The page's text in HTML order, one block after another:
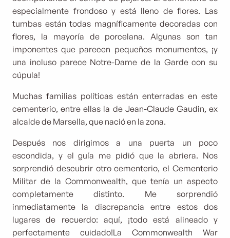
especialmente frondoso y está lleno de flores. Las
tumbas están todas magníficamente decoradas con
flores, la mayoría de porcelana. Algunas son tan
imponentes que parecen pequeños monumentos, ¡y
una incluso parece Notre-Dame de la Garde con su
cúpula!
Muchas familias políticas están enterradas en este
cementerio, entre ellas la de Jean-Claude Gaudin, ex
alcalde de Marsella, que nació en la zona.
Después nos dirigimos a una puerta un poco
escondida, y el guía me pidió que la abriera. Nos
sorprendió descubrir otro cementerio, el Cementerio
Militar de la Commonwealth, que tenía un aspecto
completamente distinto. Me sorprendió
inmediatamente la discrepancia entre estos dos
lugares de recuerdo: aquí, ¡todo está alineado y
perfectamente cuidado!La Commonwealth War